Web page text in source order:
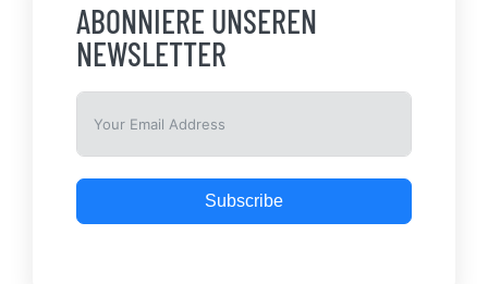
ABONNIERE UNSEREN
NEWSLETTER
Subscribe